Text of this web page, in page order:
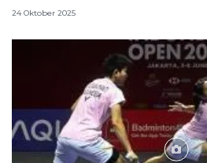
24 Oktober 2025